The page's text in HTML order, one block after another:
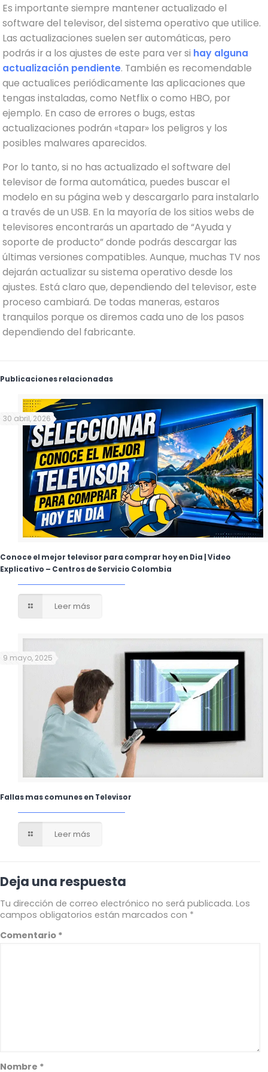
Es importante siempre mantener actualizado el
software del televisor, del sistema operativo que utilice.
Las actualizaciones suelen ser automáticas, pero
podrás ir a los ajustes de este para ver si hay alguna
actualización pendiente. También es recomendable
que actualices periódicamente las aplicaciones que
tengas instaladas, como Netflix o como HBO, por
ejemplo. En caso de errores o bugs, estas
actualizaciones podrán «tapar» los peligros y los
posibles malwares aparecidos.
Por lo tanto, si no has actualizado el software del
televisor de forma automática, puedes buscar el
modelo en su página web y descargarlo para instalarlo
a través de un USB. En la mayoría de los sitios webs de
televisores encontrarás un apartado de “Ayuda y
soporte de producto” donde podrás descargar las
últimas versiones compatibles. Aunque, muchas TV nos
dejarán actualizar su sistema operativo desde los
ajustes. Está claro que, dependiendo del televisor, este
proceso cambiará. De todas maneras, estaros
tranquilos porque os diremos cada uno de los pasos
dependiendo del fabricante.
Publicaciones relacionadas
30 abril, 2026
Conoce el mejor televisor para comprar hoy en Dia | Video
Explicativo – Centros de Servicio Colombia
Leer más
9 mayo, 2025
Fallas mas comunes en Televisor
Leer más
Deja una respuesta
Tu dirección de correo electrónico no será publicada. Los
campos obligatorios están marcados con *
Comentario *
Nombre *